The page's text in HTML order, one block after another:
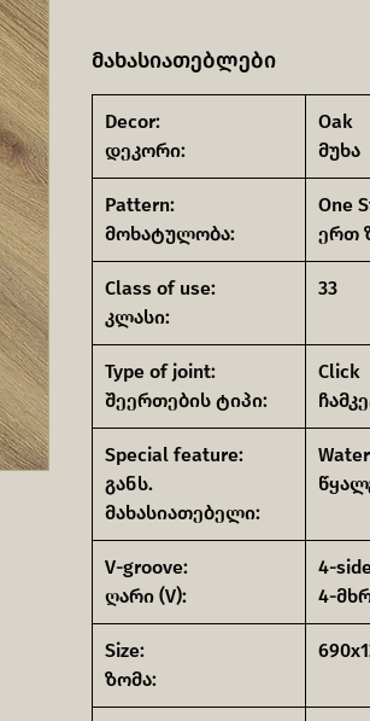
მახასიათებლები
Decor:
დეკორი:
Oak
მუხა
Pattern:
მოხატულობა:
One
ერთ
Class of use:
კლასი:
33
Type of joint:
შეერთების ტიპი:
Click
Special feature:
განს.
მახასიათებელი:
V-groove:
ღარი (V):
4-
4-
Size:
ზომა: